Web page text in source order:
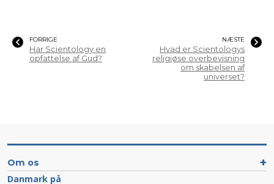
FORRIGE
Har Scientology en
opfattelse af Gud?
NÆSTE
Hvad er Scientologys
religiøse overbevisning
om skabelsen af
universet?
Om os
Danmark på